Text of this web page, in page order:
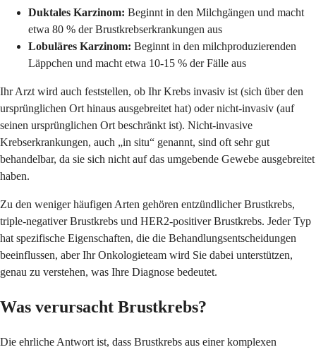
Duktales Karzinom: Beginnt in den Milchgängen und macht
etwa 80 % der Brustkrebserkrankungen aus
Lobuläres Karzinom: Beginnt in den milchproduzierenden
Läppchen und macht etwa 10-15 % der Fälle aus
Ihr Arzt wird auch feststellen, ob Ihr Krebs invasiv ist (sich über den
ursprünglichen Ort hinaus ausgebreitet hat) oder nicht-invasiv (auf
seinen ursprünglichen Ort beschränkt ist). Nicht-invasive
Krebserkrankungen, auch „in situ“ genannt, sind oft sehr gut
behandelbar, da sie sich nicht auf das umgebende Gewebe ausgebreitet
haben.
Zu den weniger häufigen Arten gehören entzündlicher Brustkrebs,
triple-negativer Brustkrebs und HER2-positiver Brustkrebs. Jeder Typ
hat spezifische Eigenschaften, die die Behandlungsentscheidungen
beeinflussen, aber Ihr Onkologieteam wird Sie dabei unterstützen,
genau zu verstehen, was Ihre Diagnose bedeutet.
Was verursacht Brustkrebs?
Die ehrliche Antwort ist, dass Brustkrebs aus einer komplexen